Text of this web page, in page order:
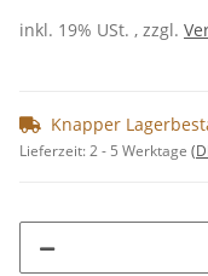
inkl. 19% USt. , zzgl.
Knapper
Lieferzeit:2 - 5 Werktage